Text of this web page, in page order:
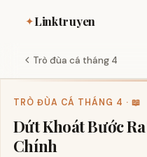
✦Linktruyen
Trò đùa cá tháng 4
TRÒ ĐÙA CÁ THÁNG 4 · 📖
Dứt Khoát Bước
Chính